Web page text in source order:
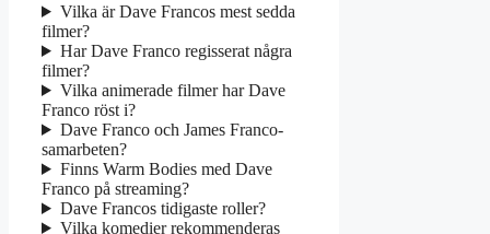
Vilka är Dave Francos mest sedda
filmer?
Har Dave Franco regisserat några
filmer?
Vilka animerade filmer har Dave
Franco röst i?
Dave Franco och James Franco-
samarbeten?
Finns Warm Bodies med Dave
Franco på streaming?
Dave Francos tidigaste roller?
Vilka komedier rekommenderas